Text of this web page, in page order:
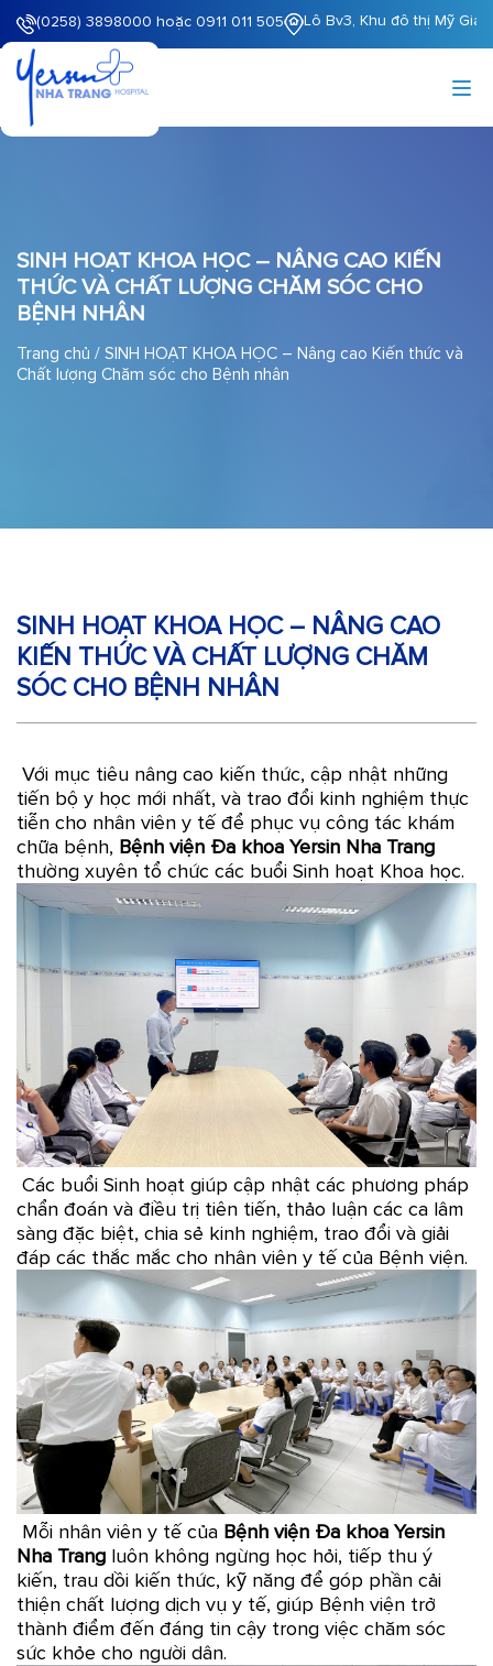
(0258) 3898000 hoặc 0911 011 505 Lô Bv3, Khu đô thị Mỹ
SINH HOẠT KHOA HỌC – NÂNG CAO KIẾN
THỨC VÀ CHẤT LƯỢNG CHĂM SÓC CHO
BỆNH NHÂN
Trang chủ / SINH HOẠT KHOA HỌC – Nâng cao Kiến thức và
Chất lượng Chăm sóc cho Bệnh nhân
SINH HOẠT KHOA HỌC – NÂNG CAO
KIẾN THỨC VÀ CHẤT LƯỢNG CHĂM
SÓC CHO BỆNH NHÂN
Với mục tiêu nâng cao kiến thức, cập nhật những
tiến bộ y học mới nhất, và trao đổi kinh nghiệm thực
tiễn cho nhân viên y tế để phục vụ công tác khám
chữa bệnh, Bệnh viện Đa khoa Yersin Nha Trang
thường xuyên tổ chức các buổi Sinh hoạt Khoa học.
Các buổi Sinh hoạt giúp cập nhật các phương pháp
chẩn đoán và điều trị tiên tiến, thảo luận các ca lâm
sàng đặc biệt, chia sẻ kinh nghiệm, trao đổi và giải
đáp các thắc mắc cho nhân viên y tế của Bệnh viện.
Mỗi nhân viên y tế của Bệnh viện Đa khoa Yersin
Nha Trang luôn không ngừng học hỏi, tiếp thu ý
kiến, trau dồi kiến thức, kỹ năng để góp phần cải
thiện chất lượng dịch vụ y tế, giúp Bệnh viện trở
thành điểm đến đáng tin cậy trong việc chăm sóc
sức khỏe cho người dân.